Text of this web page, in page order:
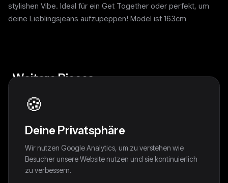
stylishen Vibe. Ideal für ein Get Together oder perfekt, um
deine Lieblingsjeans aufzupeppen! Model ist 163cm
Weitere Pieces
🍪
Deine Privatsphäre
Wir nutzen Google Analytics, um zu verstehen wie
Besucher unsere Website nutzen und sie kontinuierlich
zu verbessern.